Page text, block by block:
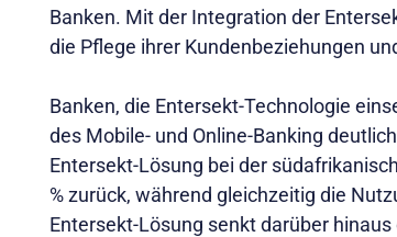
Banken. Mit der Integration der
die Pflege ihrer Kundenbeziehungen
Banken, die Entersekt-Technologie
des Mobile- und Online-Banking
Entersekt-Lösung bei der
% zurück, während gleichzeitig die
Entersekt-Lösung senkt darüber